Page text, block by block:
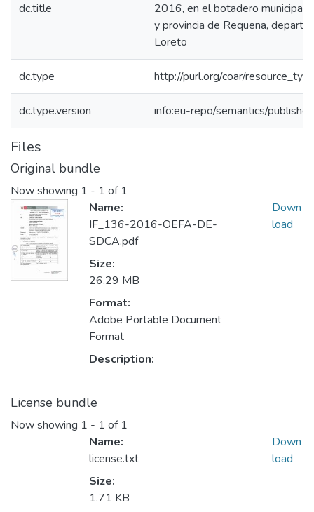
dc.title
2016, en el botadero municipal
y provincia de Requena,
Loreto
dc.type http://purl.org/coar/
dc.type.version info:eu-repo/semantics/
Files
Original bundle
Now showing 1 - 1 of 1
Name:
IF_136-2016-OEFA-DE-
SDCA.pdf
Size:
26.29 MB
Format:
Adobe Portable Document
Format
Description:
Down
load
License bundle
Now showing 1 - 1 of 1
Name:
license.txt
Size:
1.71 KB
Down
load